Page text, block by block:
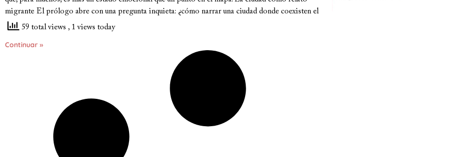
migrante El prólogo abre con una pregunta inquieta: ¿cómo narrar una ciudad donde coexisten el
59 total views , 1 views today
Continuar »